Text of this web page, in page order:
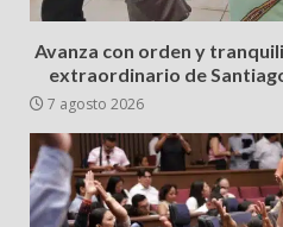
Avanza con orden y
extraordinario de
7 agosto 2026